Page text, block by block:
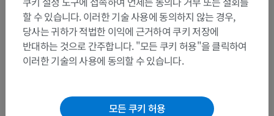
앱 다운로드
할 수 있습니다. 이러한 기술 사용에 동의하지 않는 경우,
당사는 귀하가 적법한 이익에 근거하여 쿠키 저장에
반대하는 것으로 간주합니다. "모든 쿠키 허용"을 클릭하여
이러한 기술의 사용에 동의할 수 있습니다.
모든 쿠키 허용